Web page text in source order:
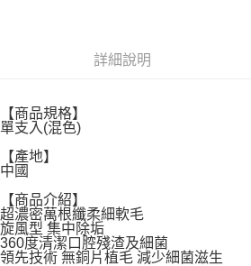
每筆NT$60，滿NT$599(含以上)免運費
每筆NT$60，滿NT$599(含以上)免運費
宅配
每筆NT$120，滿NT$1,999(含以上)免運費
詳細說明
【商品規格】
單支入(混色)
【產地】
中國
【商品介紹】
超濃密萬根纖柔細軟毛
旋風型 集中除垢
360度清潔口腔殘渣及細菌
領先技術 無銅片植毛 減少細菌滋生